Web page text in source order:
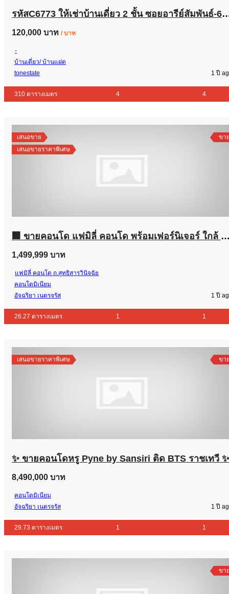
รหัสC6773 ให้เช่าบ้านเดี่ยว 2 ชั้น ซอยอารีย์สัมพันธ์-6 ถนน
120,000 บาท / บาท
-
บ้านเดี่ยว/ บ้านแฝด
tonestate
1 ปี
310 ตารางเมตร 4 4
เสนอขาย
เสนอขายราคาพิเศษ
ขา
🏢 ขายคอนโด แฟมิลี่ คอนโด พร้อมเฟอร์นิเจอร์ ใกล้ MRT สุทธิสาร ✨ ห้องสวย พร้อมอยู่ ทำเลดี เดินทางสะดว
1,499,999 บาท
แฟมิลี่ คอนโด ถ.สุทธิสารวินิจฉัย
คอนโดมิเนียม
อัจฉริยา เนตรจรัส
1 ปี
26.27 ตารางเมตร 1 1
เสนอขายราคาพิเศษ ขา
✨ ขายคอนโดหรู Pyne by Sansiri ติด BTS ราชเทวี ✨
8,490,000 บาท
คอนโดมิเนียม
อัจฉริยา เนตรจรัส
1 ปี
29.73 ตารางเมตร 1 1
ขา